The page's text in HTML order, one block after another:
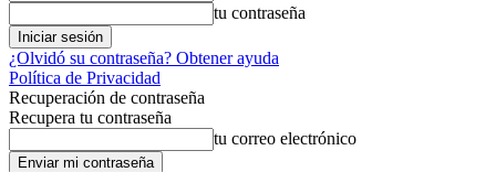
tu contraseña
¿Olvidó su contraseña? Obtener ayuda
Política de Privacidad
Recuperación de contraseña
Recupera tu contraseña
tu correo electrónico